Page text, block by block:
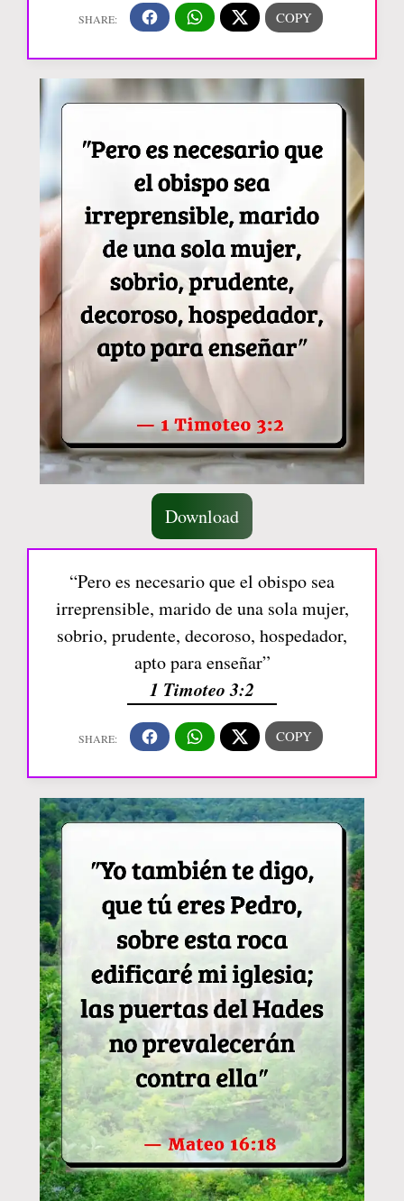
Download
“Pero es necesario que el obispo sea
irreprensible, marido de una sola mujer,
sobrio, prudente, decoroso, hospedador,
apto para enseñar”
1 Timoteo 3:2